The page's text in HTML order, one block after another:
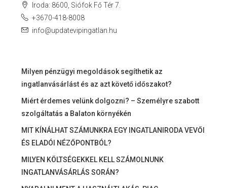
Iroda: 8600, Siófok Fő Tér 7.
+3670-418-8008
info@updatevipingatlan.hu
Milyen pénzügyi megoldások segíthetik az
ingatlanvásárlást és az azt követő időszakot?
Miért érdemes velünk dolgozni? – Személyre szabott
szolgáltatás a Balaton környékén
MIT KÍNÁLHAT SZÁMUNKRA EGY INGATLANIRODA VEVŐI
ÉS ELADÓI NÉZŐPONTBÓL?
MILYEN KÖLTSÉGEKKEL KELL SZÁMOLNUNK
INGATLANVÁSÁRLÁS SORÁN?